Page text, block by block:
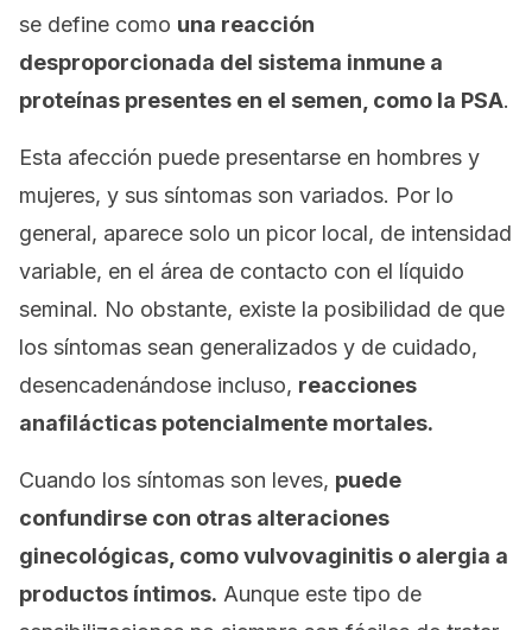
se define como una reacción
desproporcionada del sistema inmune a
proteínas presentes en el semen, como la PSA.
Esta afección puede presentarse en hombres y
mujeres, y sus síntomas son variados. Por lo
general, aparece solo un picor local, de intensidad
variable, en el área de contacto con el líquido
seminal. No obstante, existe la posibilidad de que
los síntomas sean generalizados y de cuidado,
desencadenándose incluso, reacciones
anafilácticas potencialmente mortales.
Cuando los síntomas son leves, puede
confundirse con otras alteraciones
ginecológicas, como vulvovaginitis o alergia a
productos íntimos. Aunque este tipo de